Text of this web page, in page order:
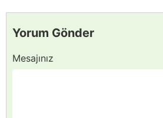
Yorum Gönder
Mesajınız